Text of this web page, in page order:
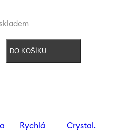
DO KOŠÍKU
Rychlá
Crystal.